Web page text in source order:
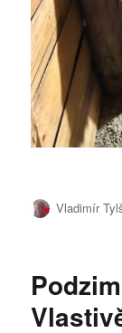
Autor:
Vladimír